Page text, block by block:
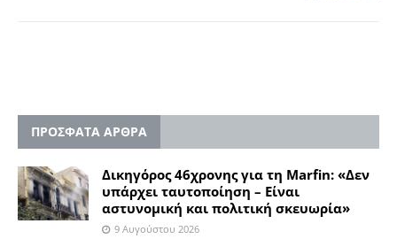
ΠΡΟΣΦΑΤΑ ΑΡΘΡΑ
Δικηγόρος 46χρονης για τη Marfin: «Δεν
υπάρχει ταυτοποίηση – Είναι
αστυνομική και πολιτική σκευωρία»
9 Αυγούστου 2026